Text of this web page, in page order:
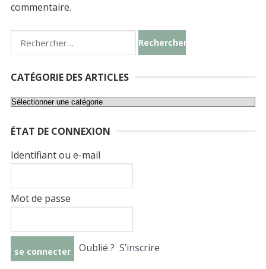
commentaire.
Rechercher :
CATÉGORIE DES ARTICLES
Catégorie
articles
ÉTAT DE CONNEXION
Identifiant ou e-mail
Mot de passe
Oublié ? S’inscrire